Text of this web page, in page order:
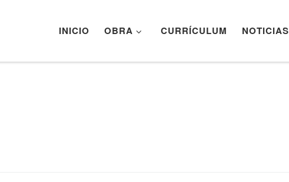
INICIO OBRA CURRÍCULUM NOTICIAS